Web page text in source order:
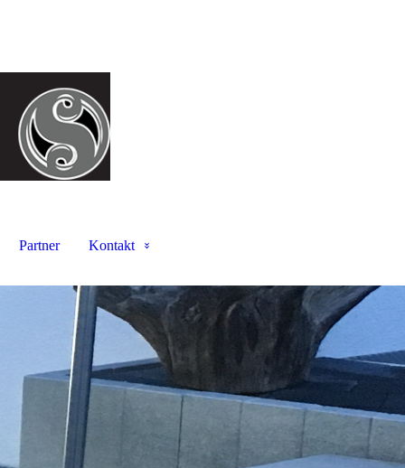
Partner Kontakt